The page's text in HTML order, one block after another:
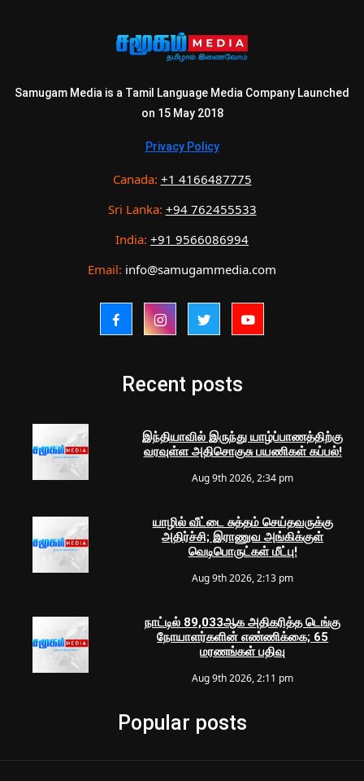
Samugam Media is a Tamil Language Media Company Launched
on 15 May 2018
Privacy Policy
Canada: +1 4166487775
Sri Lanka: +94 762455533
India: +91 9566086994
Email: info@samugammedia.com
Recent posts
இந்தியாவில் இருந்து யாழ்ப்பாணத்திற்கு
வரவுள்ள அதிசொகுசு பயணிகள் கப்பல்!
Aug 9th 2026, 2:34 pm
யாழில் வீட்டை சுத்தம் செய்தவருக்கு
அதிர்ச்சி; இராணுவ அங்கிக்குள்
வெடிபொருட்கள் மீட்பு!
Aug 9th 2026, 2:13 pm
நாட்டில் 89,033ஆக அதிகரித்த டெங்கு
நோயாளர்களின் எண்ணிக்கை; 65
மரணங்கள் பதிவு
Aug 9th 2026, 2:11 pm
Popular posts